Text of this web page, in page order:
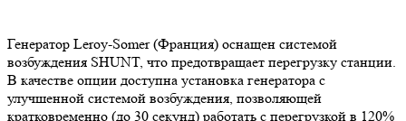
Генератор Leroy-Somer (Франция) оснащен системой
возбуждения SHUNT, что предотвращает перегрузку станции.
В качестве опции доступна установка генератора с
улучшенной системой возбуждения, позволяющей
кратковременно (до 30 секунд) работать с перегрузкой в 120%